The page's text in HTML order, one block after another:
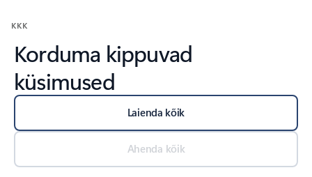
KKK
Korduma kippuvad
küsimused
Laienda kõik
Ahenda kõik